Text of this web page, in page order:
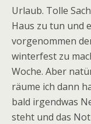
Urlaub. Tolle
Haus zu tun und
vorgenommen
winterfest zu
Woche. Aber
räume ich dann
bald irgendwas
steht und das